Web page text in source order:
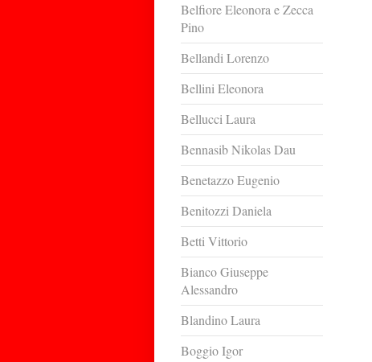
Belfiore Eleonora e Zecca
Pino
Bellandi Lorenzo
Bellini Eleonora
Bellucci Laura
Bennasib Nikolas Dau
Benetazzo Eugenio
Benitozzi Daniela
Betti Vittorio
Bianco Giuseppe
Alessandro
Blandino Laura
Boggio Igor